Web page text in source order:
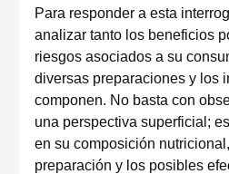
Para responder a esta
analizar tanto los beneficios
riesgos asociados a su
diversas preparaciones y los
componen. No basta con
una perspectiva superficial;
en su composición
preparación y los posibles